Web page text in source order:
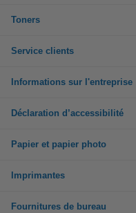
Toners
Service clients
Informations sur l'entreprise
Déclaration d’accessibilité
Papier et papier photo
Imprimantes
Fournitures de bureau